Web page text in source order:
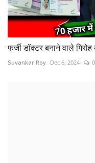
फर्जी डॉक्टर बनाने वाले
Suvankar Roy Dec 6, 2024 0